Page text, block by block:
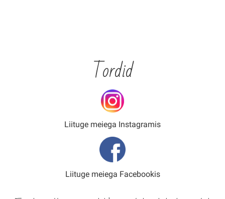
Tordid
Liituge meiega Instagramis
Liituge meiega Facebookis